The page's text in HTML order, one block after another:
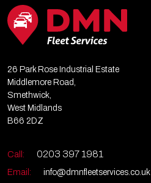
26 Park Rose Industrial Estate
Middlemore Road,
Smethwick,
West Midlands
B66 2DZ
Call: 0203 397 1981
Email: info@dmnfleetservices.co.uk